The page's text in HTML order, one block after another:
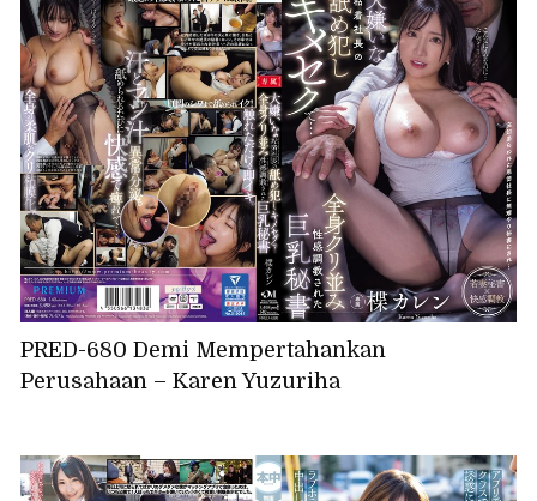
PRED-680 Demi Mempertahankan
Perusahaan – Karen Yuzuriha